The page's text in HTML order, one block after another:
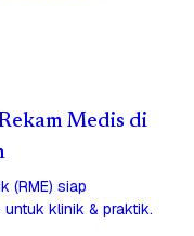
Medis di
(RME) siap
untuk klinik & praktik.